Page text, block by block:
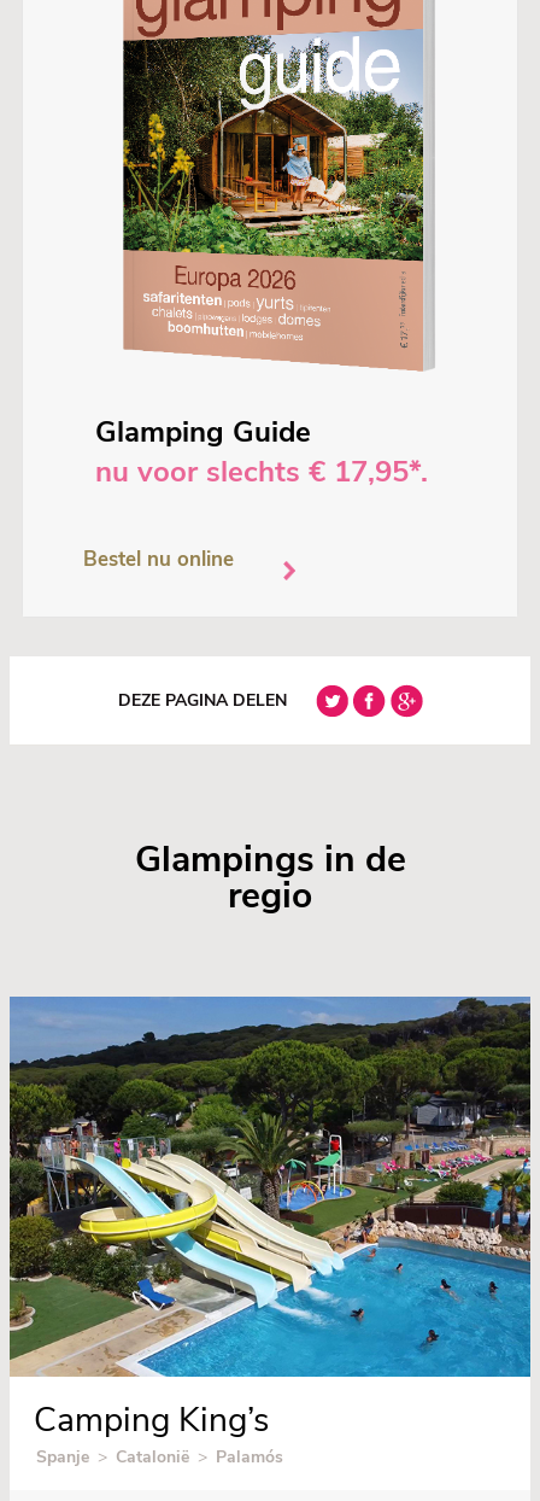
Glamping Guide
nu voor slechts € 17,95*.
Bestel nu online
DEZE PAGINA DELEN
Glampings in de
regio
Camping King’s
Spanje > Catalonië > Palamós